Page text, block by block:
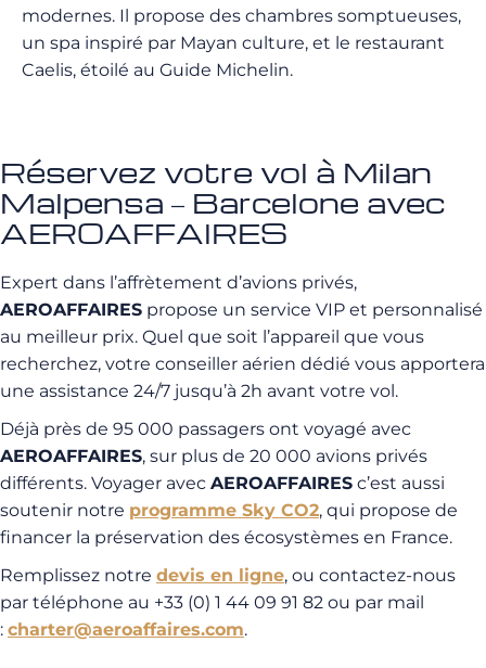
modernes. Il propose des chambres somptueuses,
un spa inspiré par Mayan culture, et le restaurant
Caelis, étoilé au Guide Michelin.
Réservez votre vol à Milan
Malpensa – Barcelone avec
AEROAFFAIRES
Expert dans l’affrètement d’avions privés,
AEROAFFAIRES propose un service VIP et personnalisé
au meilleur prix. Quel que soit l’appareil que vous
recherchez, votre conseiller aérien dédié vous apportera
une assistance 24/7 jusqu’à 2h avant votre vol.
Déjà près de 95 000 passagers ont voyagé avec
AEROAFFAIRES, sur plus de 20 000 avions privés
différents. Voyager avec AEROAFFAIRES c’est aussi
soutenir notre programme Sky CO2, qui propose de
financer la préservation des écosystèmes en France.
Remplissez notre devis en ligne, ou contactez-nous
par téléphone au +33 (0) 1 44 09 91 82 ou par mail
: charter@aeroaffaires.com.